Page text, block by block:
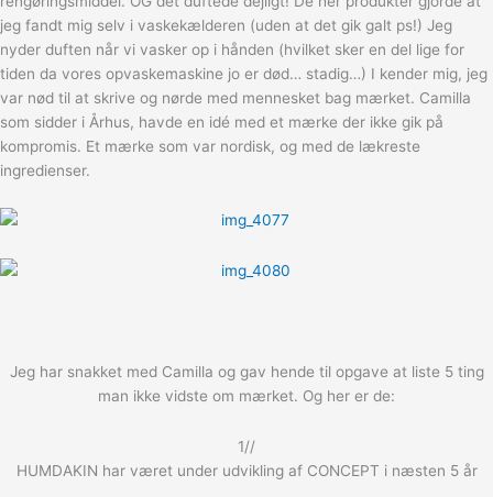
jeg fandt mig selv i vaskekælderen (uden at det gik galt ps!) Jeg
nyder duften når vi vasker op i hånden (hvilket sker en del lige for
tiden da vores opvaskemaskine jo er død… stadig…) I kender mig, jeg
var nød til at skrive og nørde med mennesket bag mærket. Camilla
som sidder i Århus, havde en idé med et mærke der ikke gik på
kompromis. Et mærke som var nordisk, og med de lækreste
ingredienser.
Jeg har snakket med Camilla og gav hende til opgave at liste 5 ting
man ikke vidste om mærket. Og her er de:
1//
HUMDAKIN har været under udvikling af CONCEPT i næsten 5 år